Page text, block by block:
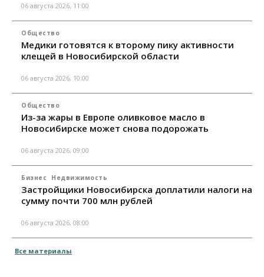
06 августа 2026, 11:00
Общество
Медики готовятся к второму пику активности
клещей в Новосибирской области
06 августа 2026, 10:00
Общество
Из-за жары в Европе оливковое масло в
Новосибирске может снова подорожать
06 августа 2026, 09:00
Бизнес Недвижимость
Застройщики Новосибирска доплатили налоги на
сумму почти 700 млн рублей
06 августа 2026, 08:00
Все материалы